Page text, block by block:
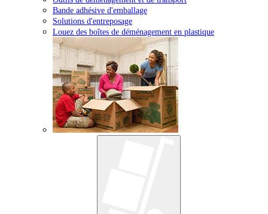
Bande adhésive d'emballage
Solutions d'entreposage
Louez des boîtes de déménagement en plastique